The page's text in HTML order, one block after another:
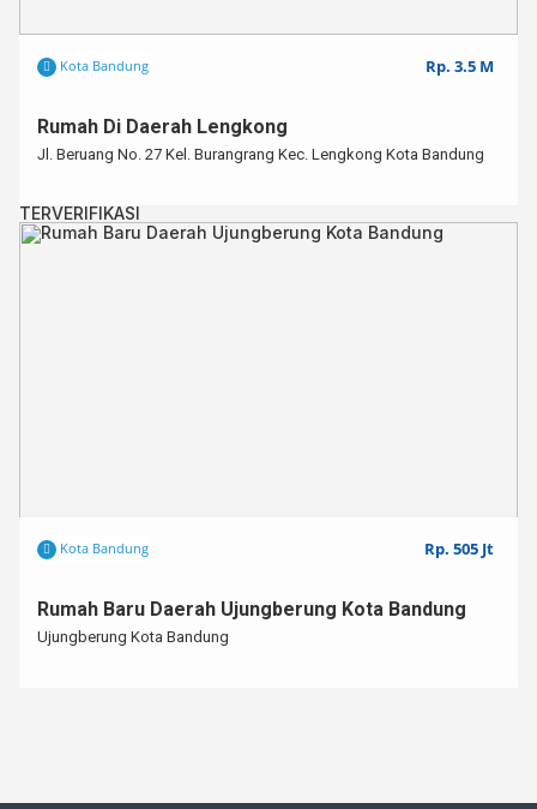
Kota Bandung Rp. 3.5 M
Rumah Di Daerah Lengkong
Jl. Beruang No. 27 Kel. Burangrang Kec. Lengkong Kota Bandung ⁣
TERVERIFIKASI
Kota Bandung Rp. 505 Jt
Rumah Baru Daerah Ujungberung Kota Bandung
Ujungberung Kota Bandung